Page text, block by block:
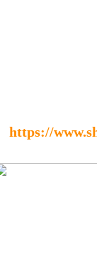
https://